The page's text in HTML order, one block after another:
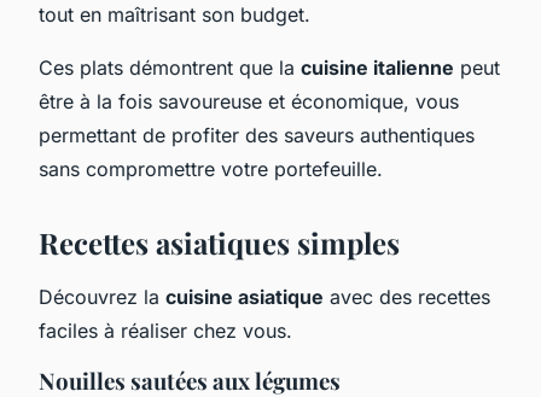
tout en maîtrisant son budget.
Ces plats démontrent que la cuisine italienne peut
être à la fois savoureuse et économique, vous
permettant de profiter des saveurs authentiques
sans compromettre votre portefeuille.
Recettes asiatiques simples
Découvrez la cuisine asiatique avec des recettes
faciles à réaliser chez vous.
Nouilles sautées aux légumes